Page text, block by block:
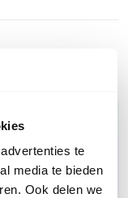
te
media te bieden
Ook delen we